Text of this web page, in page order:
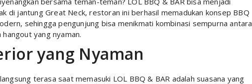
di jantung Great Neck, restoran ini berhasil memadukan konsep BBQ
sehingga pengunjung bisa menikmati kombinasi sempurna antara
yang nyaman.
yang Nyaman
terasa saat memasuki LOL BBQ & BAR adalah suasana yang